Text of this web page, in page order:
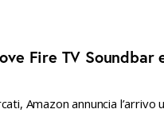
Fire TV Soundbar
Amazon annuncia l’arrivo